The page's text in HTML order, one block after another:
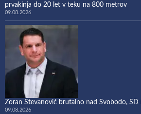
prvakinja do 20 let v teku na 800 metrov
09.08.2026
Zoran Stevanović brutalno nad Svobodo, SD
09.08.2026